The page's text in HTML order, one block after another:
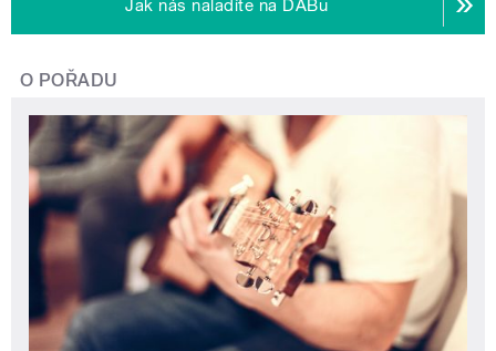
Jak nás naladíte na DABu
O POŘADU